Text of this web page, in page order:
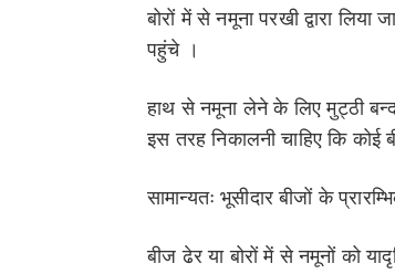
बोरों में से नमूना परखी द्वारा
पहुंचे ।
हाथ से नमूना लेने के लिए मुट्ठी
इस तरह निकालनी चाहिए कि कोई
सामान्यतः भूसीदार बीजों के
बीज ढेर या बोरों में से नमूनों को